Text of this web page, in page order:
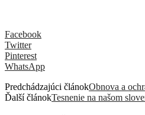
Facebook
Twitter
Pinterest
WhatsApp
Predchádzajúci článokObnova a
Ďalší článokTesnenie na našom